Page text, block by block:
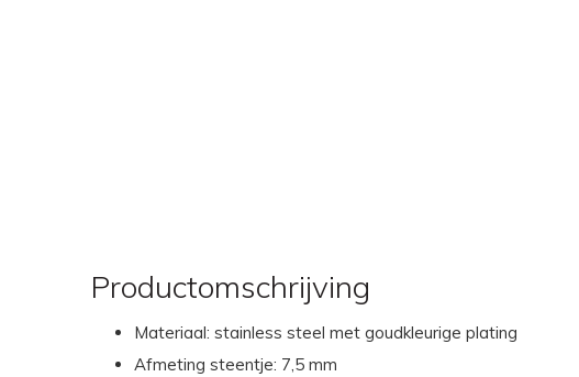
Productomschrijving
Materiaal: stainless steel met goudkleurige plating
Afmeting steentje: 7,5 mm